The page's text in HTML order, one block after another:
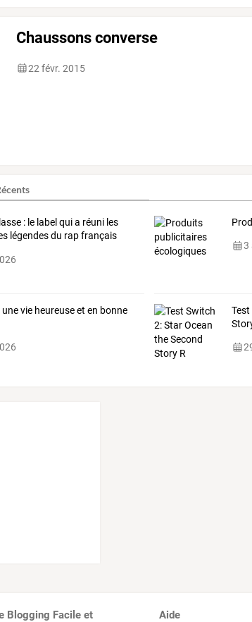
Chaussons converse
22 févr. 2015
:lelabel quia réuniles
légendesdu rapfrançais
3
vie heureuse et en bonne
Blogging Facile et Aide